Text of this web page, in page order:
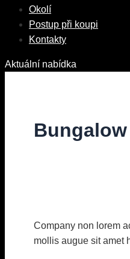
Okolí
Postup při koupi
Kontakty
Aktuální nabídka
Company non lorem
mollis augue sit amet